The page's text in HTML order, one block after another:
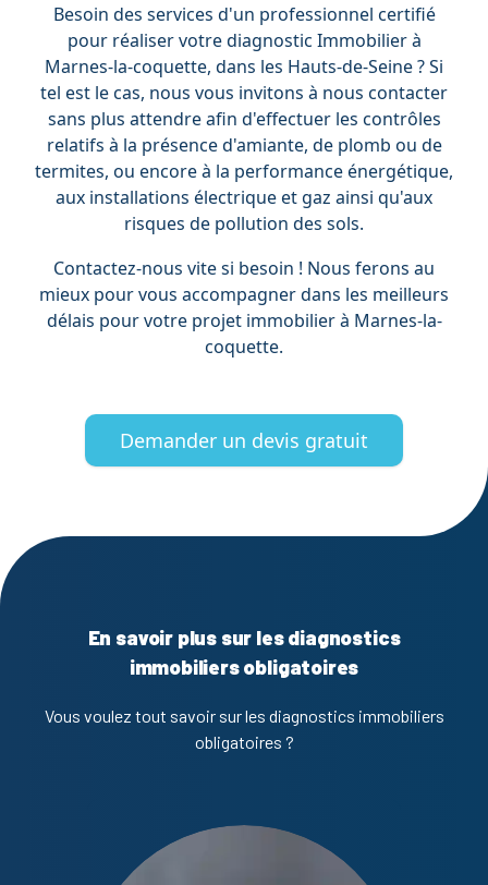
Besoin des services d'un professionnel certifié
pour réaliser votre diagnostic Immobilier à
Marnes-la-coquette, dans les Hauts-de-Seine ? Si
tel est le cas, nous vous invitons à nous contacter
sans plus attendre afin d'effectuer les contrôles
relatifs à la présence d'amiante, de plomb ou de
termites, ou encore à la performance énergétique,
aux installations électrique et gaz ainsi qu'aux
risques de pollution des sols.
Contactez-nous vite si besoin ! Nous ferons au
mieux pour vous accompagner dans les meilleurs
délais pour votre projet immobilier à Marnes-la-
coquette.
Demander un devis gratuit
En savoir plus sur les diagnostics
immobiliers obligatoires
Vous voulez tout savoir sur les diagnostics immobiliers
obligatoires ?